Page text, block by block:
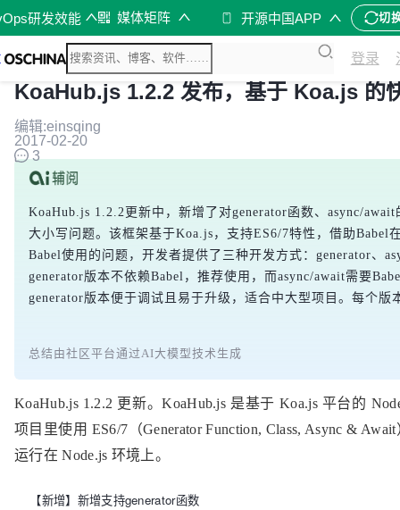
研发效能 媒体矩阵 开源中国APP 切
登录
KoaHub.js 1.2.2 发布，基于 Koa.js 的
编辑:einsqing
2017-02-20
3
KoaHub.js 1.2.2更新中，新增了对generator函数、async/
大小写问题。该框架基于Koa.js，支持ES6/7特性，借助Babel
Babel使用的问题，开发者提供了三种开发方式：generator、
generator版本不依赖Babel，推荐使用，而async/await需要
generator版本便于调试且易于升级，适合中大型项目。每个版
总结由社区平台通过AI大模型技术生成
KoaHub.js 1.2.2 更新。KoaHub.js 是基于 Koa.js 平台的
项目里使用 ES6/7（Generator Function, Class, Async &
运行在 Node.js 环境上。
【新增】新增支持generator函数